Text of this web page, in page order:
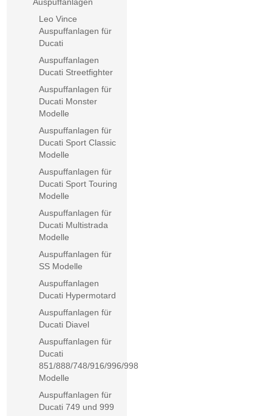
Leo Vince
Auspuffanlagen für
Ducati
Auspuffanlagen
Ducati Streetfighter
Auspuffanlagen für
Ducati Monster
Modelle
Auspuffanlagen für
Ducati Sport Classic
Modelle
Auspuffanlagen für
Ducati Sport Touring
Modelle
Auspuffanlagen für
Ducati Multistrada
Modelle
Auspuffanlagen für
SS Modelle
Auspuffanlagen
Ducati Hypermotard
Auspuffanlagen für
Ducati Diavel
Auspuffanlagen für
Ducati
851/888/748/916/996/998
Modelle
Auspuffanlagen für
Ducati 749 und 999